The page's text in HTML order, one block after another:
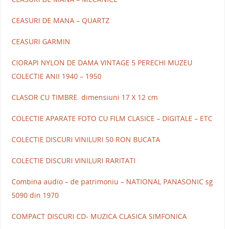
CEASURI DE MANA – QUARTZ
CEASURI GARMIN
CIORAPI NYLON DE DAMA VINTAGE 5 PERECHI MUZEU
COLECTIE ANII 1940 – 1950
CLASOR CU TIMBRE. dimensiuni 17 X 12 cm
COLECTIE APARATE FOTO CU FILM CLASICE – DIGITALE – ETC
COLECTIE DISCURI VINILURI 50 RON BUCATA
COLECTIE DISCURI VINILURI RARITATI
Combina audio – de patrimoniu – NATIONAL PANASONIC sg
5090 din 1970
COMPACT DISCURI CD- MUZICA CLASICA SIMFONICA